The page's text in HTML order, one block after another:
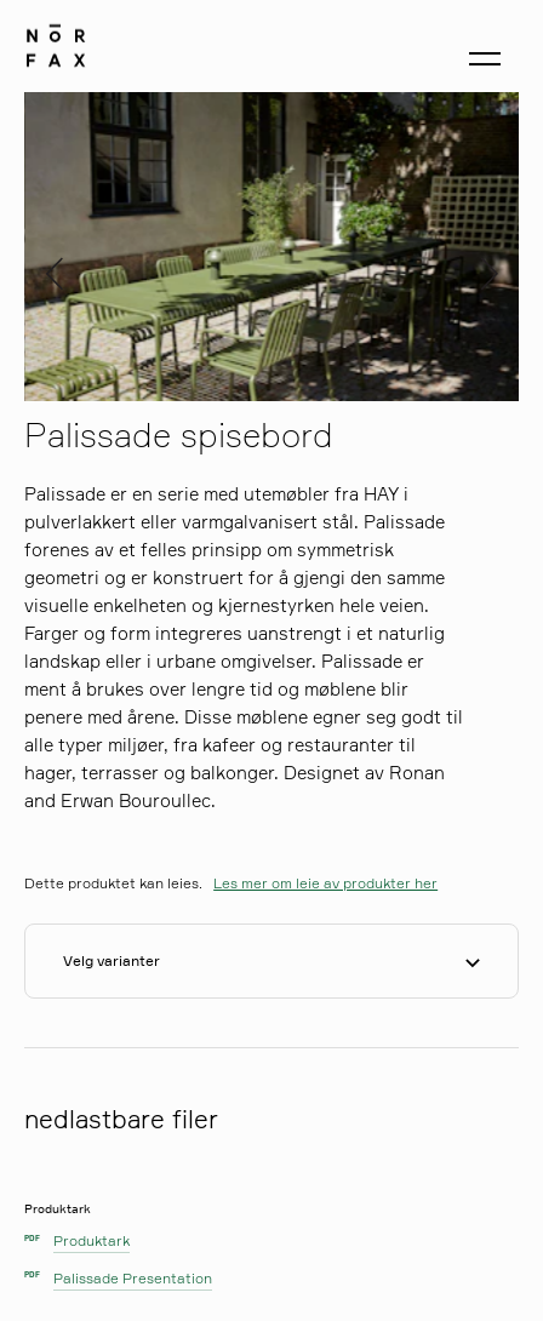
produkter
om oss
kontakt
søk
Palissade spisebord
Palissade er en serie med utemøbler fra HAY i
pulverlakkert eller varmgalvanisert stål. Palissade
forenes av et felles prinsipp om symmetrisk
geometri og er konstruert for å gjengi den samme
visuelle enkelheten og kjernestyrken hele veien.
Farger og form integreres uanstrengt i et naturlig
landskap eller i urbane omgivelser. Palissade er
ment å brukes over lengre tid og møblene blir
penere med årene. Disse møblene egner seg godt til
alle typer miljøer, fra kafeer og restauranter til
hager, terrasser og balkonger. Designet av Ronan
and Erwan Bouroullec.
Dette produktet kan leies. Les mer om leie av produkter her
Velg varianter
nedlastbare filer
Produktark
PDF Produktark
PDF Palissade Presentation